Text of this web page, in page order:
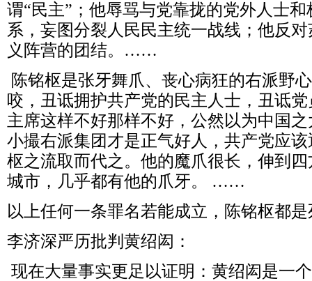
谓“民主”；他辱骂与党靠拢的党外人士
系，妄图分裂人民民主统一战线；他反
义阵营的团结。……
陈铭枢是张牙舞爪、丧心病狂的右派野
咬，丑诋拥护共产党的民主人士，丑诋
主席这样不好那样不好，公然以为中国
小撮右派集团才是正气好人，共产党应
枢之流取而代之。他的魔爪很长，伸到
城市，几乎都有他的爪牙。 ……
以上任何一条罪名若能成立，陈铭枢都
李济深严历批判黄绍闳：
现在大量事实更足以证明：黄绍闳是一